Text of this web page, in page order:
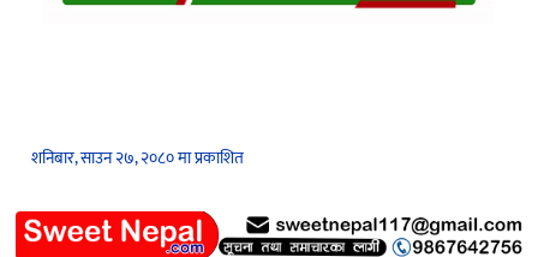
शनिबार, साउन २७, २०८० मा प्रकाशित